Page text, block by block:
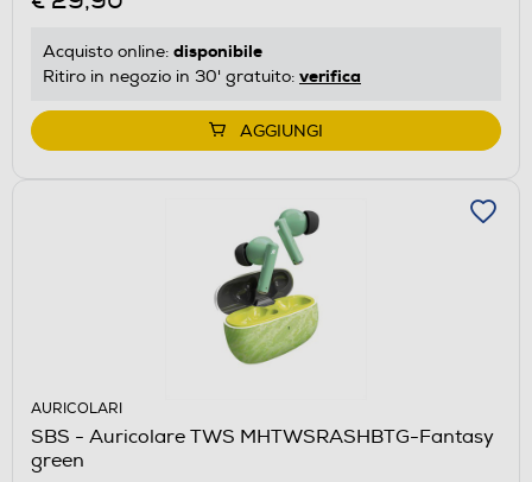
Acquisto online: disponibile
Ritiro in negozio in 30' gratuito: verifica
AGGIUNGI
AURICOLARI
SBS - Auricolare TWS MHTWSRASHBTG-Fantasy
green